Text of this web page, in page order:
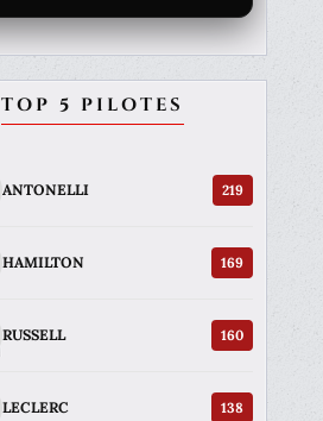
TOP 5 PILOTES
ANTONELLI 219
HAMILTON 169
RUSSELL 160
LECLERC 138